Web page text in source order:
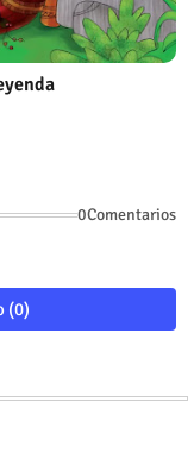
0Comentarios
(0)